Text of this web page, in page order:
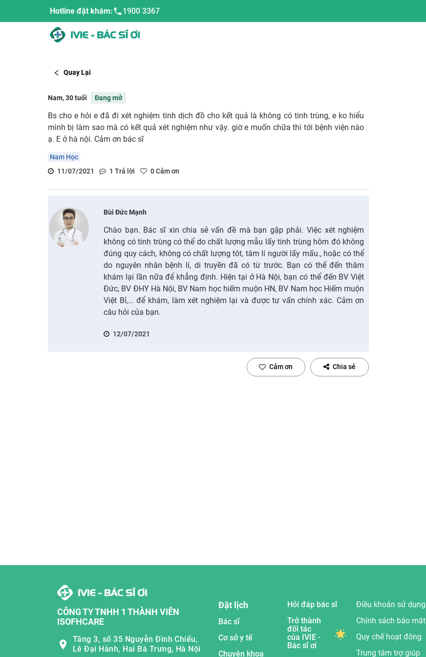
Hotline đặt khám: 1900 3367
Quay Lại
Nam, 30 tuổi Đang mở
Bs cho e hỏi e đã đi xét nghiệm tinh dịch đồ cho kết quả là không có tinh trùng, e ko hiểu
mình bị làm sao mà có kết quả xét nghiệm như vậy. giờ e muốn chữa thì tới bệnh viện nào
ạ. E ở hà nội. Cảm ơn bác sĩ
Nam Học
11/07/2021
1 Trả lời 0Cảm ơn
Bùi Đức Mạnh
Chào bạn. Bác sĩ xin chia sẻ vấn đề mà bạn gặp phải. Việc xét nghiệm
không có tinh trùng có thể do chất lượng mẫu lấy tinh trùng hôm đó không
đúng quy cách, không có chất lượng tôt, tâm lí người lấy mấu., hoặc có thể
do nguyên nhân bệnh lí, di truyền đã có từ trước. Bạn có thể đến thăm
khám lại lần nữa để khẳng định. Hiện tại ở Hà Nội, bạn có thể đến BV Việt
Đức, BV ĐHY Hà Nội, BV Nam học hiếm muộn HN, BV Nam học Hiếm muộn
Việt Bỉ,... để khám, làm xét nghiệm lại và được tư vấn chính xác. Cảm ơn
câu hỏi của bạn.
12/07/2021
Cảm ơn Chia sẻ
CÔNG TY TNHH 1 THÀNH VIÊN
ISOFHCARE
Tầng 3, số 35 Nguyễn Đình Chiểu,
Lê Đại Hành, Hai Bà Trưng, Hà Nội
Đặt lịch
Bác sĩ
Cơ sở y tế
Chuyên khoa
Hỏi đáp bác sĩ
Trở thành
đối tác
của IVIE -
Bác sĩ ơi
Điều khoản sử dụng
Chính sách bảo mật
Quy chế hoạt động
Trung tâm trợ giúp